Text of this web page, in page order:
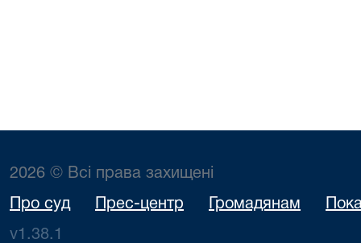
2026 © Всі права захищені
Про суд Прес-центр Громадянам
v1.38.1